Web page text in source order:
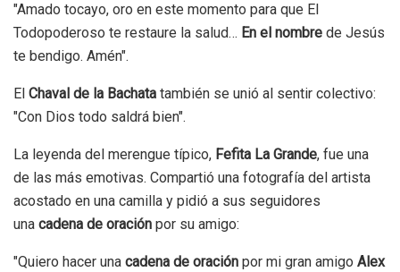
"Amado tocayo, oro en este momento para que El
Todopoderoso te restaure la salud… En el nombre de Jesús
te bendigo. Amén".
El Chaval de la Bachata también se unió al sentir colectivo:
"Con Dios todo saldrá bien".
La leyenda del merengue típico, Fefita La Grande, fue una
de las más emotivas. Compartió una fotografía del artista
acostado en una camilla y pidió a sus seguidores
una cadena de oración por su amigo:
"Quiero hacer una cadena de oración por mi gran amigo Alex